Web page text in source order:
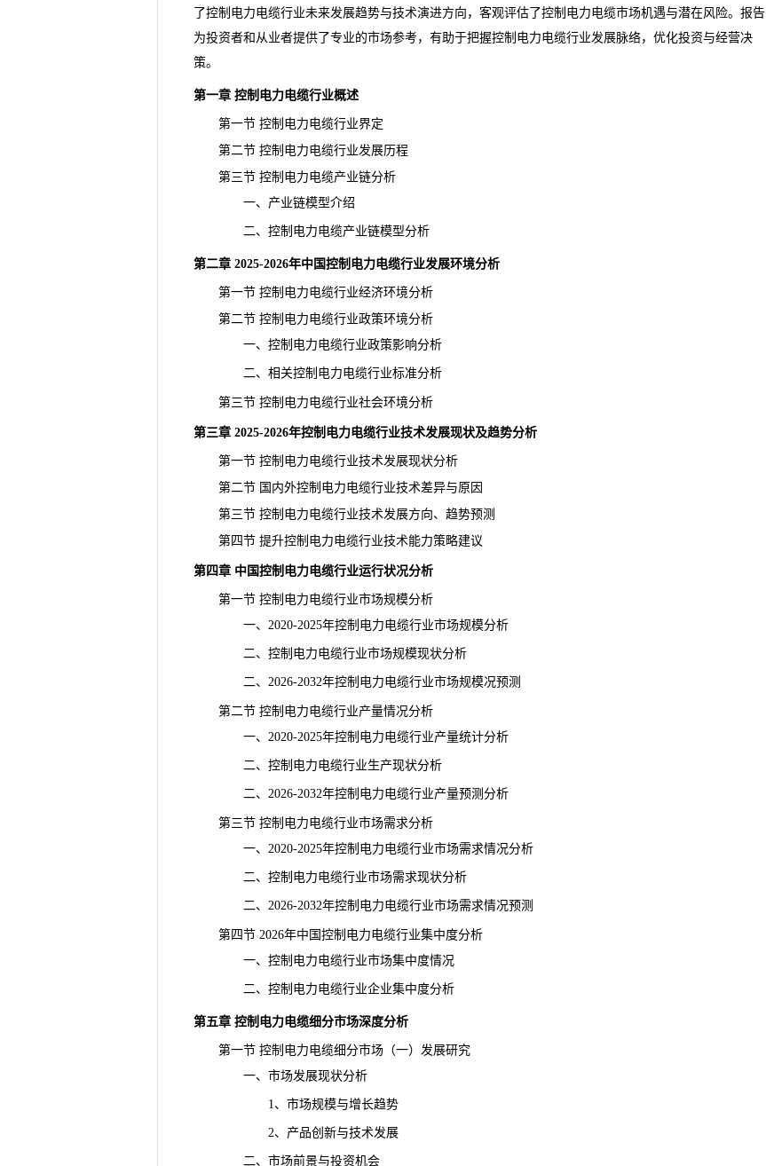
了控制电力电缆行业未来发展趋势与技术演进方向，客观评估了控制电力电缆市场机遇与潜在风险。报告
为投资者和从业者提供了专业的市场参考，有助于把握控制电力电缆行业发展脉络，优化投资与经营决
策。
第一章 控制电力电缆行业概述
第一节 控制电力电缆行业界定
第二节 控制电力电缆行业发展历程
第三节 控制电力电缆产业链分析
一、产业链模型介绍
二、控制电力电缆产业链模型分析
第二章 2025-2026年中国控制电力电缆行业发展环境分析
第一节 控制电力电缆行业经济环境分析
第二节 控制电力电缆行业政策环境分析
一、控制电力电缆行业政策影响分析
二、相关控制电力电缆行业标准分析
第三节 控制电力电缆行业社会环境分析
第三章 2025-2026年控制电力电缆行业技术发展现状及趋势分析
第一节 控制电力电缆行业技术发展现状分析
第二节 国内外控制电力电缆行业技术差异与原因
第三节 控制电力电缆行业技术发展方向、趋势预测
第四节 提升控制电力电缆行业技术能力策略建议
第四章 中国控制电力电缆行业运行状况分析
第一节 控制电力电缆行业市场规模分析
一、2020-2025年控制电力电缆行业市场规模分析
二、控制电力电缆行业市场规模现状分析
二、2026-2032年控制电力电缆行业市场规模况预测
第二节 控制电力电缆行业产量情况分析
一、2020-2025年控制电力电缆行业产量统计分析
二、控制电力电缆行业生产现状分析
二、2026-2032年控制电力电缆行业产量预测分析
第三节 控制电力电缆行业市场需求分析
一、2020-2025年控制电力电缆行业市场需求情况分析
二、控制电力电缆行业市场需求现状分析
二、2026-2032年控制电力电缆行业市场需求情况预测
第四节 2026年中国控制电力电缆行业集中度分析
一、控制电力电缆行业市场集中度情况
二、控制电力电缆行业企业集中度分析
第五章 控制电力电缆细分市场深度分析
第一节 控制电力电缆细分市场（一）发展研究
一、市场发展现状分析
1、市场规模与增长趋势
2、产品创新与技术发展
二、市场前景与投资机会